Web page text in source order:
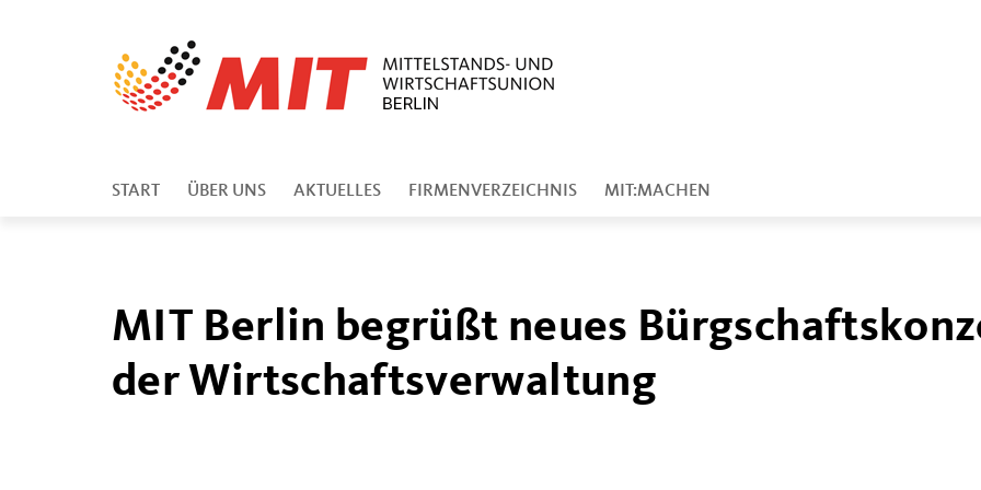
START ÜBER UNS AKTUELLES FIRMENVERZEICHNIS MIT:MACHEN
MIT Berlin begrüßt neues
der Wirtschaftsverwaltung